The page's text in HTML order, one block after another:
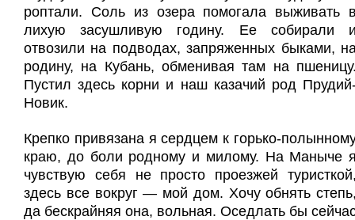
роптали. Соль из озера помогала выживать
лихую засушливую годину. Ее собирали
отвозили на подводах, запряженных быками,
родину, на Кубань, обменивая там на
Пустил здесь корни и наш казачий род
Новик.
Крепко привязана я сердцем к горько-
краю, до боли родному и милому. На Маныче
чувствую себя не просто проезжей
здесь все вокруг — мой дом. Хочу обнять
да бескрайняя она, вольная. Оседлать бы